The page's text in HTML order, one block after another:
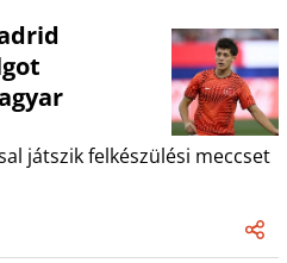
játszik felkészülési meccset